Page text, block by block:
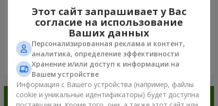
Посмотреть все
Заказывайте в приложении
Этот сайт запрашивает у Вас
согласие на использование
Ваших данных
Персонализированная реклама и контент,
аналитика, определение эффективности
Хранение и/или доступ к информации на
Вашем устройстве
Информация с Вашего устройства (например, файлы
cookie и уникальные идентификаторы) будет доступна